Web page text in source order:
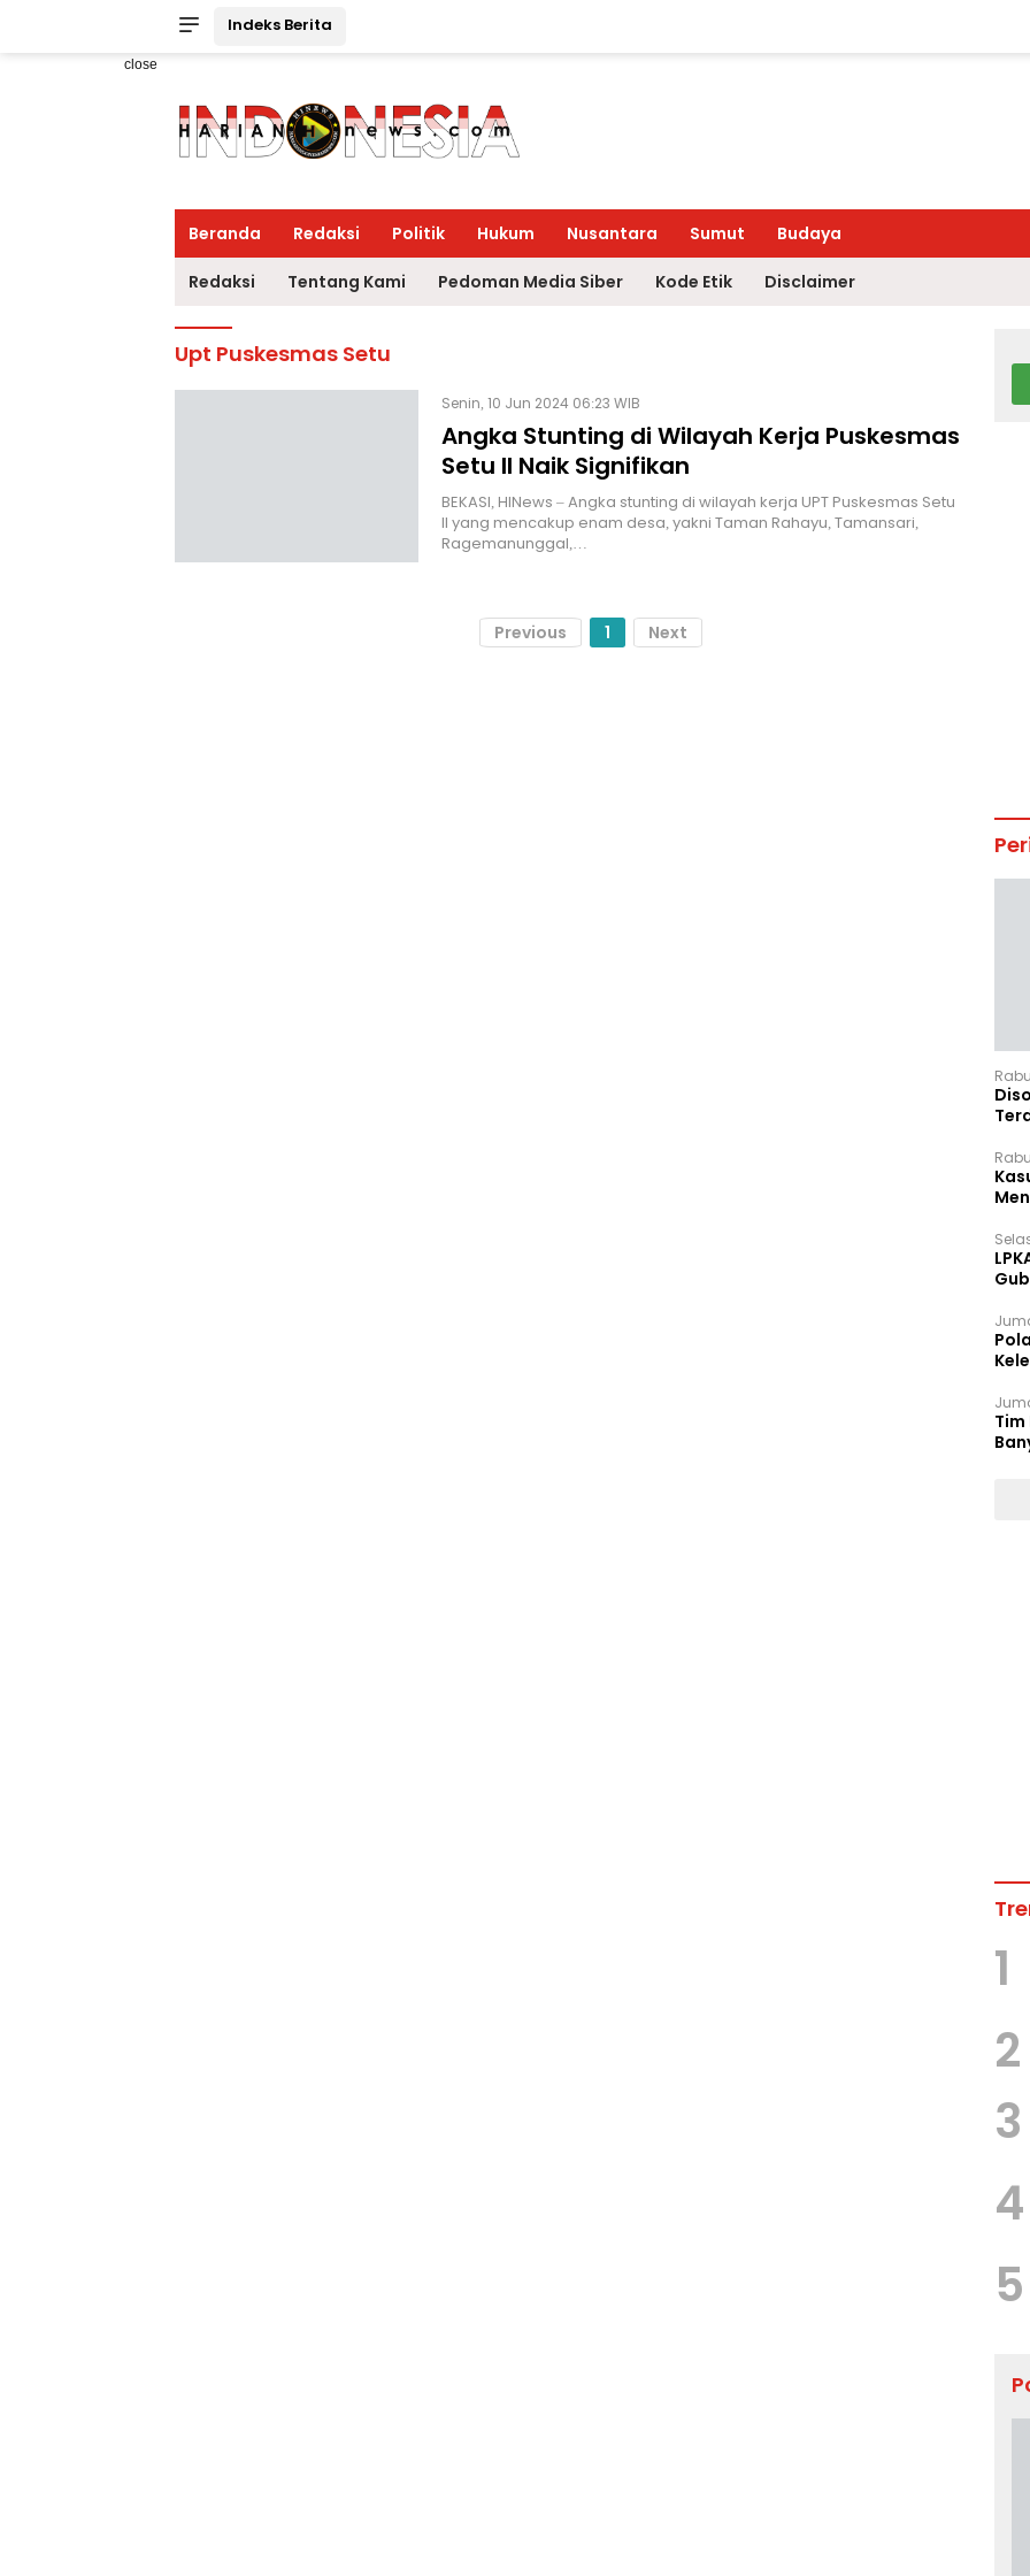
Indeks Berita
close
Beranda Redaksi Politik Hukum Nusantara Sumut Budaya
Redaksi Tentang Kami Pedoman Media Siber Kode Etik Disclaimer
Upt Puskesmas Setu
Senin, 10 Jun 2024 06:23 WIB
Angka Stunting di Wilayah Kerja Puskesmas
Setu II Naik Signifikan
BEKASI, HINews – Angka stunting di wilayah kerja UPT Puskesmas Setu
II yang mencakup enam desa, yakni Taman Rahayu, Tamansari,
Ragemanunggal,…
Previous 1 Next
Tim
1
2
3
4
5